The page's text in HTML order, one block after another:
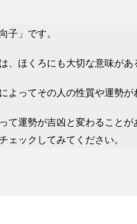
子」です。
、ほくろにも大切な意味が
よってその人の性質や運勢が
て運勢が吉凶と変わること
ェックしてみてください。